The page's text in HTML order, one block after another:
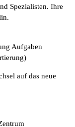
Spezialisten. Ihre
Aufgaben
auf das neue